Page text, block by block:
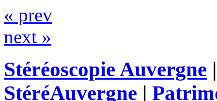
« prev
next »
Stéréoscopie Auvergne
StéréAuvergne |